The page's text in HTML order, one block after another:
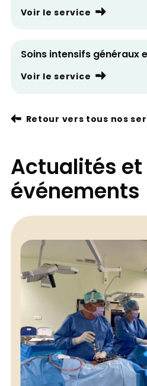
Voir le service
Soins intensifs généraux
Voir le service
Retour vers tous nos
Actualités et
événements